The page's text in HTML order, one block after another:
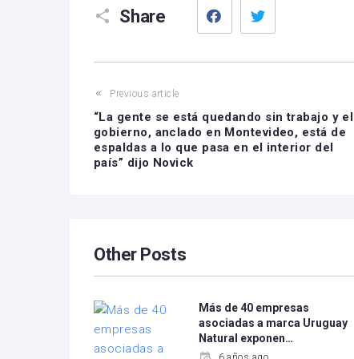
Share
Facebook
Previous article
“La gente se está quedando sin trabajo y el
gobierno, anclado en Montevideo, está de
espaldas a lo que pasa en el interior del
país” dijo Novick
Other Posts
Más de 40 empresas
asociadas a marca Uruguay
Natural exponen…